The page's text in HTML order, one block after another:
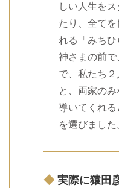
しい人生を
たり、全てを
れる「みち
神さまの前で
で、私たち２
と、両家の
導いてくれ
を選びました
◆ 実際に猿田